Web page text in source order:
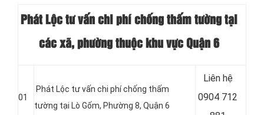
Phát Lộc tư vấn chi phí chống thấm tường tại
các xã, phường thuộc khu vực Quận 6
01
Phát Lộc tư vấn chi phí chống thấm
tường tại Lò Gốm, Phường 8, Quận 6
Liên hệ
0904 712